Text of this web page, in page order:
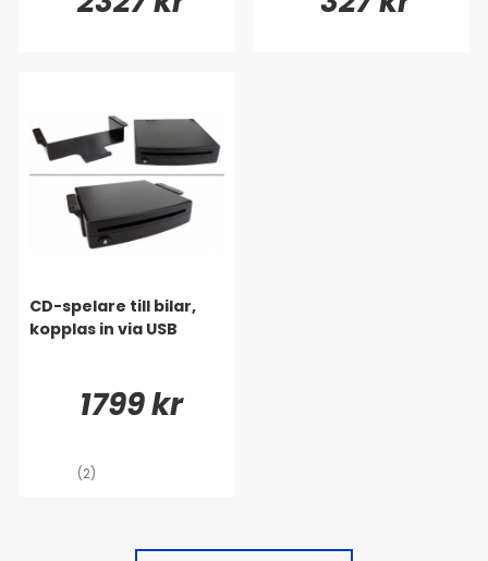
CD-spelare till bilar,
kopplas in via USB
1799 kr
(2)